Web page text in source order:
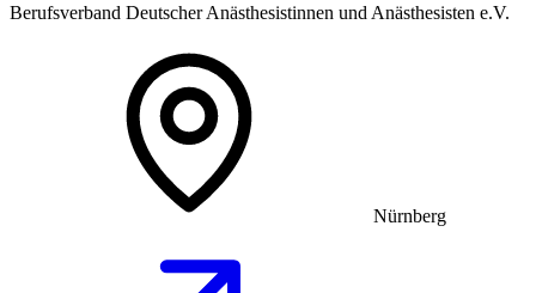
Berufsverband Deutscher Anästhesistinnen und Anästhesisten e.V.
Nürnberg